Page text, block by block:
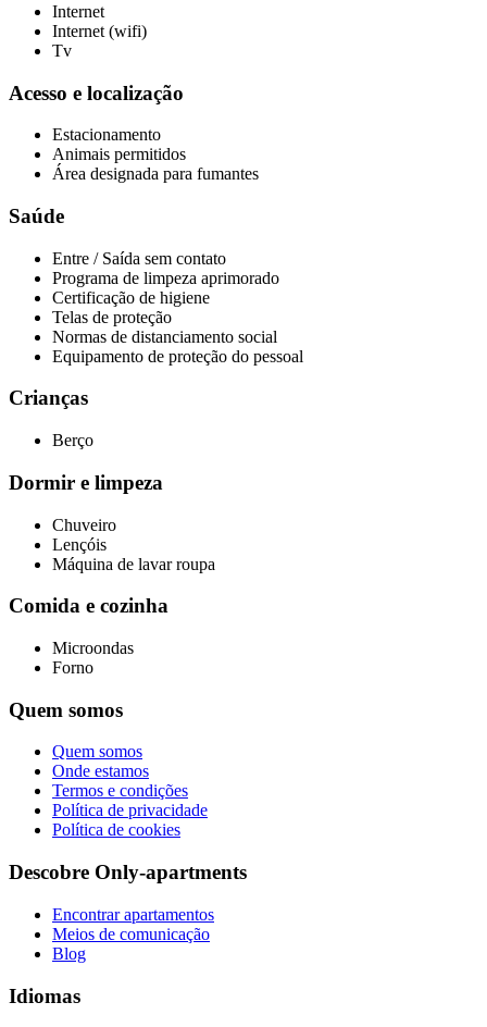
Internet
Internet (wifi)
Tv
Acesso e localização
Estacionamento
Animais permitidos
Área designada para fumantes
Saúde
Entre / Saída sem contato
Programa de limpeza aprimorado
Certificação de higiene
Telas de proteção
Normas de distanciamento social
Equipamento de proteção do pessoal
Crianças
Berço
Dormir e limpeza
Chuveiro
Lençóis
Máquina de lavar roupa
Comida e cozinha
Microondas
Forno
Quem somos
Quem somos
Onde estamos
Termos e condições
Política de privacidade
Política de cookies
Descobre Only-apartments
Encontrar apartamentos
Meios de comunicação
Blog
Idiomas